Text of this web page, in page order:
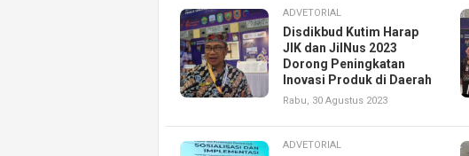
ADVETORIAL
Disdikbud Kutim Harap
JIK dan JilNus 2023
Dorong Peningkatan
Inovasi Produk di Daerah
Rabu, 30 Agustus 2023
ADVETORIAL